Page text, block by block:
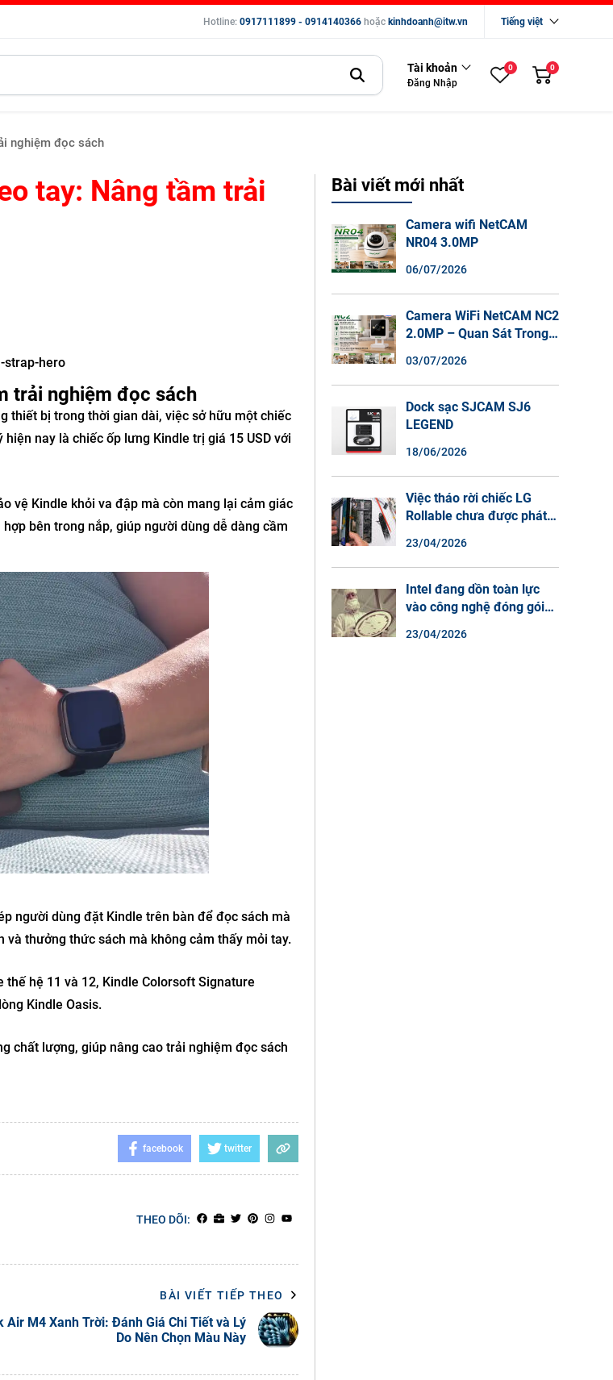
Hotline: 0917111899 - 0914140366 hoặc kinhdoanh@itw.vn Tiếng việt
Tài khoản
Đăng Nhập
0 0
nghiệm đọc sách
tay: Nâng tầm trải
trải nghiệm đọc sách
thiết bị trong thời gian dài, việc sở hữu một chiếc
nay là chiếc ốp lưng Kindle trị giá 15 USD với
vệ Kindle khỏi va đập mà còn mang lại cảm giác
bên trong nắp, giúp người dùng dễ dàng cầm
người dùng đặt Kindle trên bàn để đọc sách mà
thưởng thức sách mà không cảm thấy mỏi tay.
hệ 11 và 12, Kindle Colorsoft Signature
Kindle Oasis.
chất lượng, giúp nâng cao trải nghiệm đọc sách
facebook twitter
THEO DÕI:
BÀI VIẾT TIẾP THEO
Air M4 Xanh Trời: Đánh Giá Chi Tiết và Lý
Do Nên Chọn Màu Này
Bài viết mới nhất
Camera wifi NetCAM
NR04 3.0MP
06/07/2026
Camera WiFi NetCAM NC2
2.0MP – Quan Sát Trong
Màu Ban Đêm, Đàm Thoại
2 Chiều
03/07/2026
Dock sạc SJCAM SJ6
LEGEND
18/06/2026
Việc tháo rời chiếc LG
Rollable chưa được phát
sao điện thoại màn hình
cuộn không phải là một xu
hướng.
23/04/2026
Intel đang dồn toàn lực
vào công nghệ đóng gói
23/04/2026